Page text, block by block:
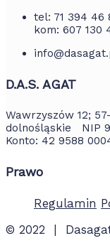
tel: 71 394 46
kom: 607 130
D.A.S. AGAT
Wawrzyszów 12;
dolnośląskie NIP
Konto: 42 9588
Prawo
Regulamin
© 2022 |